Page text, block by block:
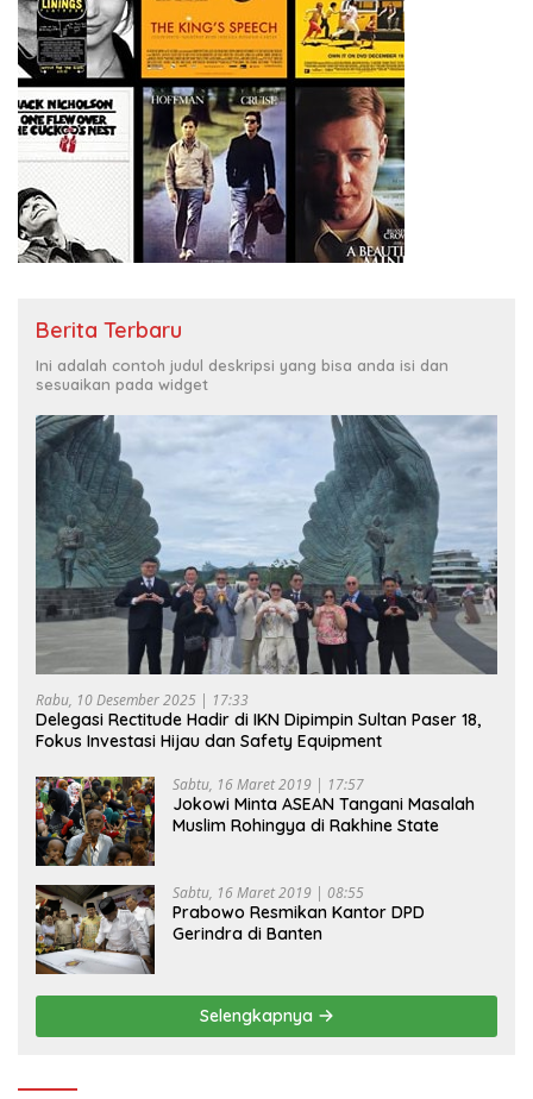
Berita Terbaru
Ini adalah contoh judul deskripsi yang bisa anda isi dan
sesuaikan pada widget
Rabu, 10 Desember 2025 | 17:33
Delegasi Rectitude Hadir di IKN Dipimpin Sultan Paser 18,
Fokus Investasi Hijau dan Safety Equipment
Sabtu, 16 Maret 2019 | 17:57
Jokowi Minta ASEAN Tangani Masalah
Muslim Rohingya di Rakhine State
Sabtu, 16 Maret 2019 | 08:55
Prabowo Resmikan Kantor DPD
Gerindra di Banten
Selengkapnya